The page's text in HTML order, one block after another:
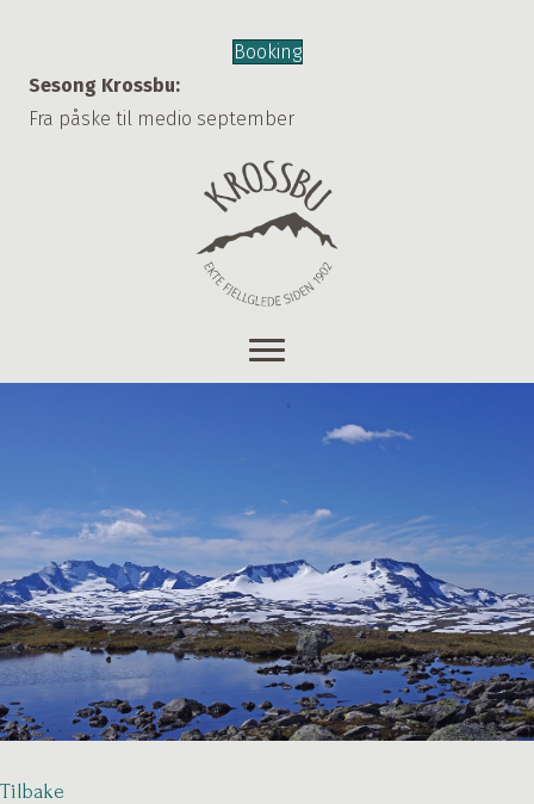
Booking
Sesong Krossbu:
Fra påske til medio september
Tilbake